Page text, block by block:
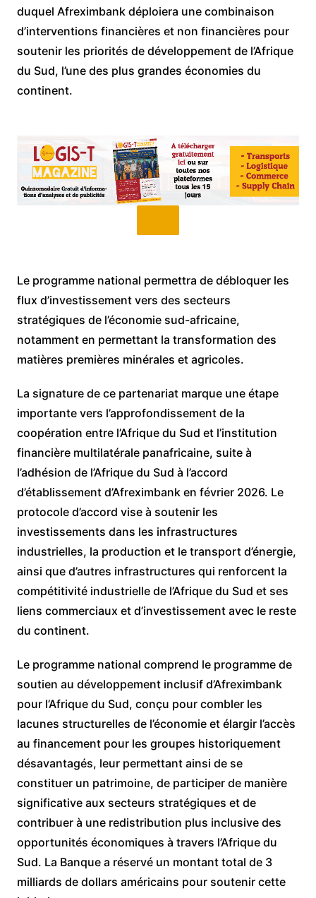
duquel Afreximbank déploiera une combinaison
d’interventions financières et non financières pour
soutenir les priorités de développement de l’Afrique
du Sud, l’une des plus grandes économies du
continent.
Le programme national permettra de débloquer les
flux d’investissement vers des secteurs
stratégiques de l’économie sud-africaine,
notamment en permettant la transformation des
matières premières minérales et agricoles.
La signature de ce partenariat marque une étape
importante vers l’approfondissement de la
coopération entre l’Afrique du Sud et l’institution
financière multilatérale panafricaine, suite à
l’adhésion de l’Afrique du Sud à l’accord
d’établissement d’Afreximbank en février 2026. Le
protocole d’accord vise à soutenir les
investissements dans les infrastructures
industrielles, la production et le transport d’énergie,
ainsi que d’autres infrastructures qui renforcent la
compétitivité industrielle de l’Afrique du Sud et ses
liens commerciaux et d’investissement avec le reste
du continent.
Le programme national comprend le programme de
soutien au développement inclusif d’Afreximbank
pour l’Afrique du Sud, conçu pour combler les
lacunes structurelles de l’économie et élargir l’accès
au financement pour les groupes historiquement
désavantagés, leur permettant ainsi de se
constituer un patrimoine, de participer de manière
significative aux secteurs stratégiques et de
contribuer à une redistribution plus inclusive des
opportunités économiques à travers l’Afrique du
Sud. La Banque a réservé un montant total de 3
milliards de dollars américains pour soutenir cette